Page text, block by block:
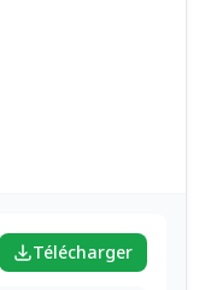
Télécharger